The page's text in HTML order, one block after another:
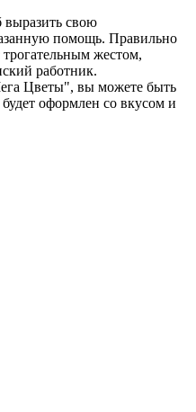
выразить свою
помощь. Правильно
жестом,
работник.
Цветы", вы можете быть
оформлен со вкусом и